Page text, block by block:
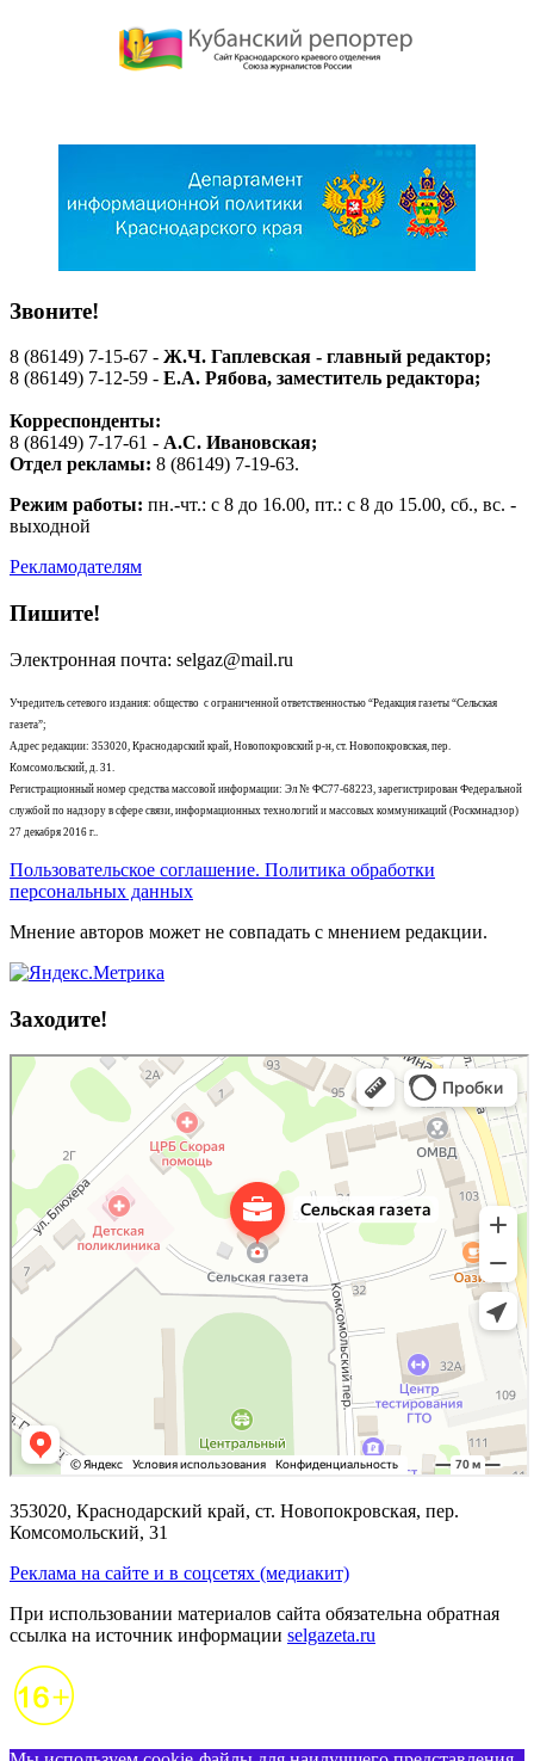
Звоните!
8 (86149) 7-15-67 - Ж.Ч. Гаплевская - главный редактор;
8 (86149) 7-12-59 - Е.А. Рябова, заместитель редактора;
Корреспонденты:
8 (86149) 7-17-61 - А.С. Ивановская;
Отдел рекламы: 8 (86149) 7-19-63.
Режим работы: пн.-чт.: с 8 до 16.00, пт.: с 8 до 15.00, сб., вс. -
выходной
Рекламодателям
Пишите!
Электронная почта: selgaz@mail.ru
Учредитель сетевого издания: общество с ограниченной ответственностью “Редакция газеты “Сельская
газета”;
Адрес редакции: 353020, Краснодарский край, Новопокровский р-н, ст. Новопокровская, пер.
Комсомольский, д. 31.
Регистрационный номер средства массовой информации: Эл № ФС77-68223, зарегистрирован Федеральной
службой по надзору в сфере связи, информационных технологий и массовых коммуникаций (Роскмнадзор)
27 декабря 2016 г..
Пользовательское соглашение. Политика обработки
персональных данных
Мнение авторов может не совпадать с мнением редакции.
Заходите!
353020, Краснодарский край, ст. Новопокровская, пер.
Комсомольский, 31
Реклама на сайте и в соцсетях (медиакит)
При использовании материалов сайта обязательна обратная
ссылка на источник информации selgazeta.ru